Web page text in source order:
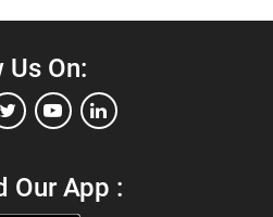
Us On:
Our App :